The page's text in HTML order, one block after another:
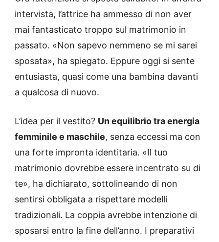
intervista, l’attrice ha ammesso di non aver
mai fantasticato troppo sul matrimonio in
passato. «Non sapevo nemmeno se mi sarei
sposata», ha spiegato. Eppure oggi si sente
entusiasta, quasi come una bambina davanti
a qualcosa di nuovo.
L’idea per il vestito? Un equilibrio tra energia
femminile e maschile, senza eccessi ma con
una forte impronta identitaria. «Il tuo
matrimonio dovrebbe essere incentrato su di
te», ha dichiarato, sottolineando di non
sentirsi obbligata a rispettare modelli
tradizionali. La coppia avrebbe intenzione di
sposarsi entro la fine dell’anno. I preparativi